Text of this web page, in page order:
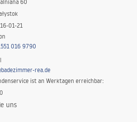
60
01-21
016 9790
rea.de
ist an Werktagen erreichbar:
uns